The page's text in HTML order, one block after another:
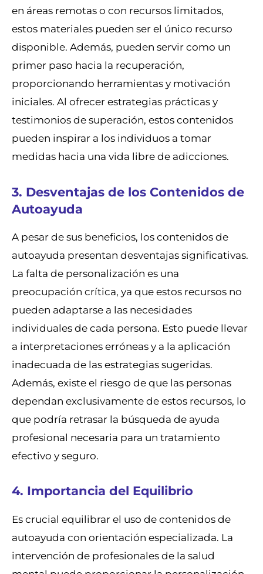
en áreas remotas o con recursos limitados,
estos materiales pueden ser el único recurso
disponible. Además, pueden servir como un
primer paso hacia la recuperación,
proporcionando herramientas y motivación
iniciales. Al ofrecer estrategias prácticas y
testimonios de superación, estos contenidos
pueden inspirar a los individuos a tomar
medidas hacia una vida libre de adicciones.
3. Desventajas de los Contenidos de
Autoayuda
A pesar de sus beneficios, los contenidos de
autoayuda presentan desventajas significativas.
La falta de personalización es una
preocupación crítica, ya que estos recursos no
pueden adaptarse a las necesidades
individuales de cada persona. Esto puede llevar
a interpretaciones erróneas y a la aplicación
inadecuada de las estrategias sugeridas.
Además, existe el riesgo de que las personas
dependan exclusivamente de estos recursos, lo
que podría retrasar la búsqueda de ayuda
profesional necesaria para un tratamiento
efectivo y seguro.
4. Importancia del Equilibrio
Es crucial equilibrar el uso de contenidos de
autoayuda con orientación especializada. La
intervención de profesionales de la salud